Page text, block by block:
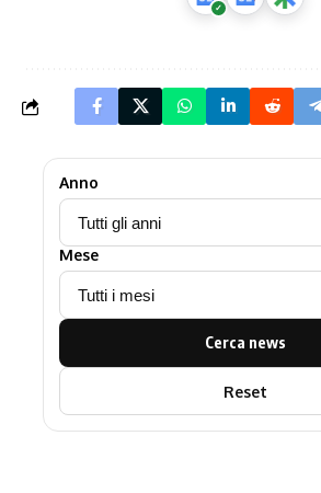
Anno
Mese
Cerca news
Reset